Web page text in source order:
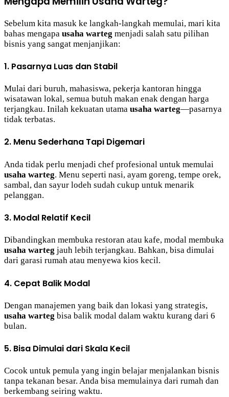
Sebelum kita masuk ke langkah-langkah memulai, mari kita
bahas mengapa usaha warteg menjadi salah satu pilihan
bisnis yang sangat menjanjikan:
1. Pasarnya Luas dan Stabil
Mulai dari buruh, mahasiswa, pekerja kantoran hingga
wisatawan lokal, semua butuh makan enak dengan harga
terjangkau. Inilah kekuatan utama usaha warteg—pasarnya
tidak terbatas.
2. Menu Sederhana Tapi Digemari
Anda tidak perlu menjadi chef profesional untuk memulai
usaha warteg. Menu seperti nasi, ayam goreng, tempe orek,
sambal, dan sayur lodeh sudah cukup untuk menarik
pelanggan.
3. Modal Relatif Kecil
Dibandingkan membuka restoran atau kafe, modal membuka
usaha warteg jauh lebih terjangkau. Bahkan, bisa dimulai
dari garasi rumah atau menyewa kios kecil.
4. Cepat Balik Modal
Dengan manajemen yang baik dan lokasi yang strategis,
usaha warteg bisa balik modal dalam waktu kurang dari 6
bulan.
5. Bisa Dimulai dari Skala Kecil
Cocok untuk pemula yang ingin belajar menjalankan bisnis
tanpa tekanan besar. Anda bisa memulainya dari rumah dan
berkembang seiring waktu.